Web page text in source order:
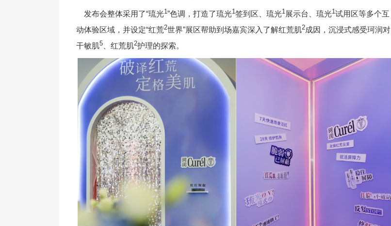
发布会整体采用了“琉光1 ”色调，打造了琉光1 签到区、琉光1 展示台、琉光1 试用区等多个互
动体验区域，并设定“红荒2世界”展区帮助到场嘉宾深入了解红荒肌2成因，沉浸式感受珂润对
干敏肌5、红荒肌2护理的探索。